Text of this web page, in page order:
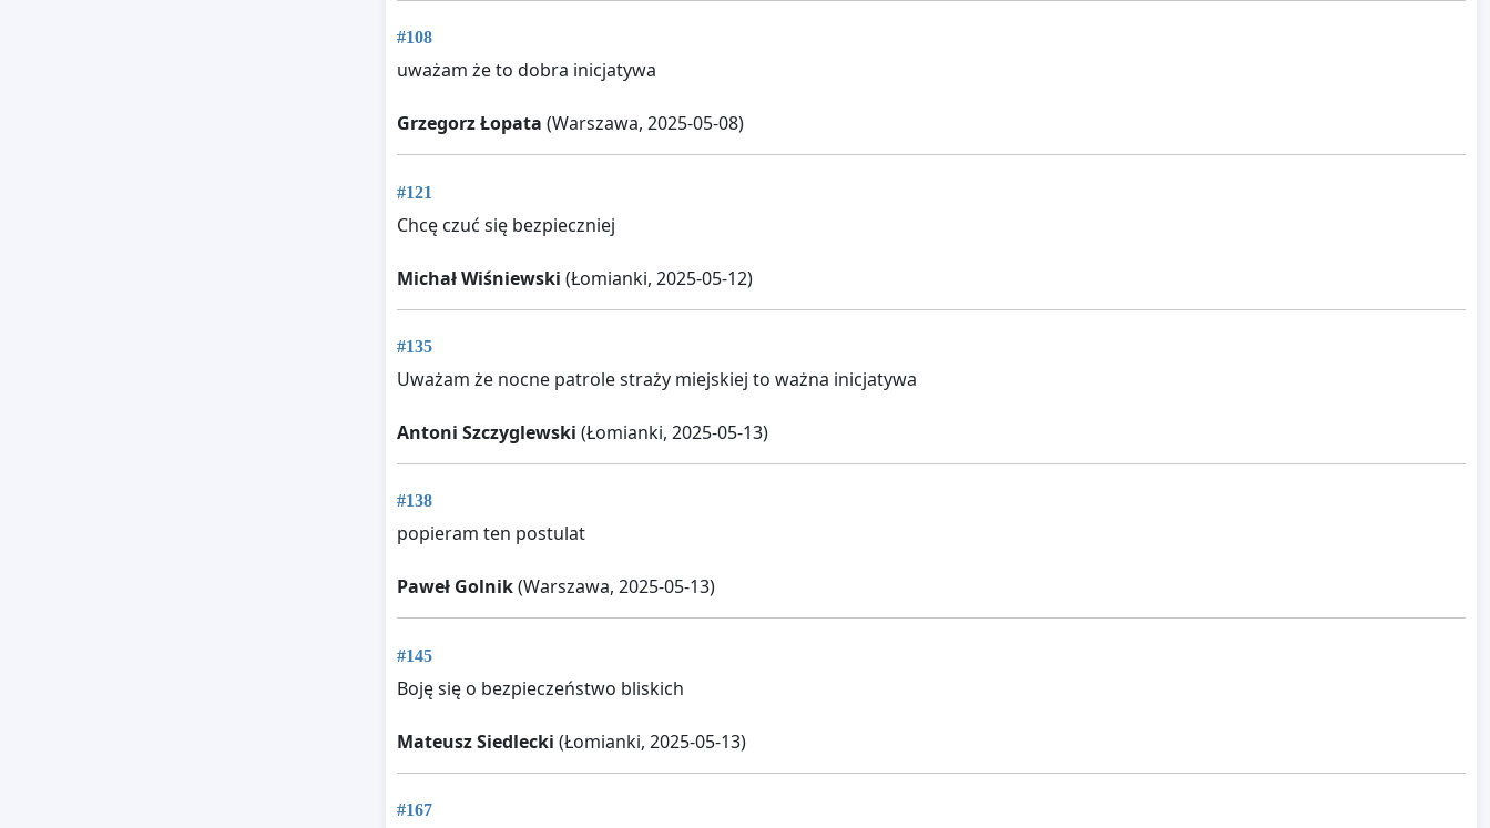
#108
uważam że to dobra inicjatywa
Grzegorz Łopata (Warszawa, 2025-05-08)
#121
Chcę czuć się bezpieczniej
Michał Wiśniewski (Łomianki, 2025-05-12)
#135
Uważam że nocne patrole straży miejskiej to ważna inicjatywa
Antoni Szczyglewski (Łomianki, 2025-05-13)
#138
popieram ten postulat
Paweł Golnik(Warszawa, 2025-05-13)
#145
Boję się o bezpieczeństwo bliskich
Mateusz Siedlecki (Łomianki, 2025-05-13)
#167